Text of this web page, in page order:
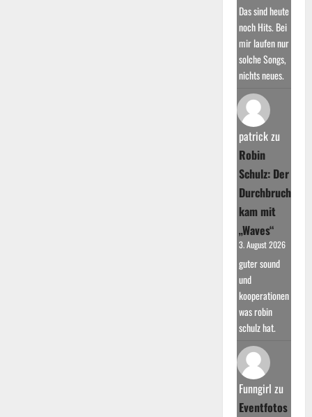
Das sind heute
noch Hits. Bei
mir laufen nur
solche Songs,
nichts neues.
patrickzu
Robin
Schulz: Der
Durchbruch
kam mit
„Waves“
3. August 2026
guter sound
und
kooperationen
was robin
schulz hat.
Funngirl zu
Eventfotos